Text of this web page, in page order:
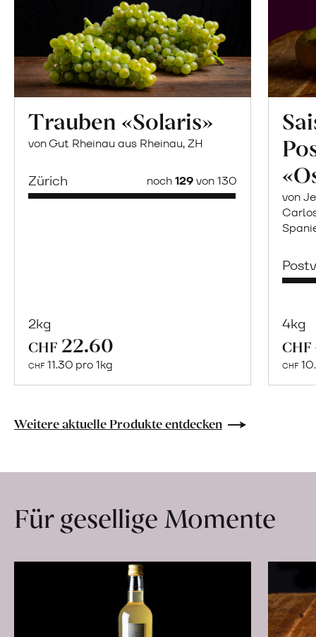
Trauben «Solaris»
von Gut Rheinau aus Rheinau, ZH
Zürich noch129von 130
2kg
CHF 22.60
CHF 11.30 pro 1kg
Frische
Maracujas
von
4kg
CHF
CHF
Weitere aktuelle Produkte entdecken
Für gesellige Momente